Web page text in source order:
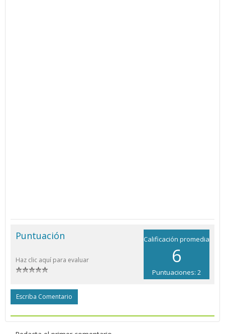
Calificación promedia
6
Puntuaciones: 2
Puntuación
Haz clic aquí para evaluar
Escriba Comentario